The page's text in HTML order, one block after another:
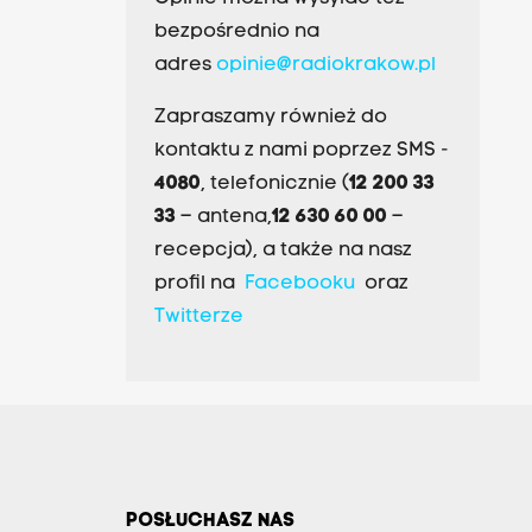
bezpośrednio na
adres opinie@radiokrakow.pl
Zapraszamy również do
kontaktu z nami poprzez SMS -
4080, telefonicznie (12 200 33
33– antena,12 630 60 00 –
recepcja), a także na nasz
profil na Facebookuoraz
Twitterze
POSŁUCHASZ NAS